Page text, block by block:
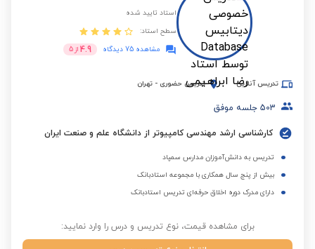
استاد تایید شده
سطح استاد:
مشاهده 75 دیدگاه
4.9 از 5
تدریس آنلاین تدریس حضوری - تهران
503 جلسه موفق
کارشناسی ارشد مهندسی کامپیوتر از دانشگاه علم و صنعت ایران
تدریس به دانش‌آموزان مدارس سمپاد
بیش از پنج سال همکاری با مجموعه استادبانک
دارای مدرک دوره اخلاق حرفه‌ای تدریس استادبانک
برای مشاهده قیمت، نوع تدریس و درس را وارد نمایید: